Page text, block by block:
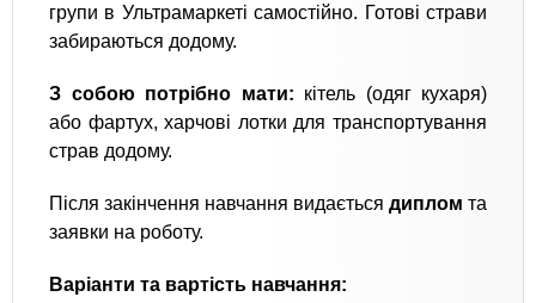
групи в Ультрамаркеті самостійно. Готові страви
забираються додому.
З собою потрібно мати: кітель (одяг кухаря)
або фартух, харчові лотки для транспортування
страв додому.
Після закінчення навчання видається диплом та
заявки на роботу.
Варіанти та вартість навчання: